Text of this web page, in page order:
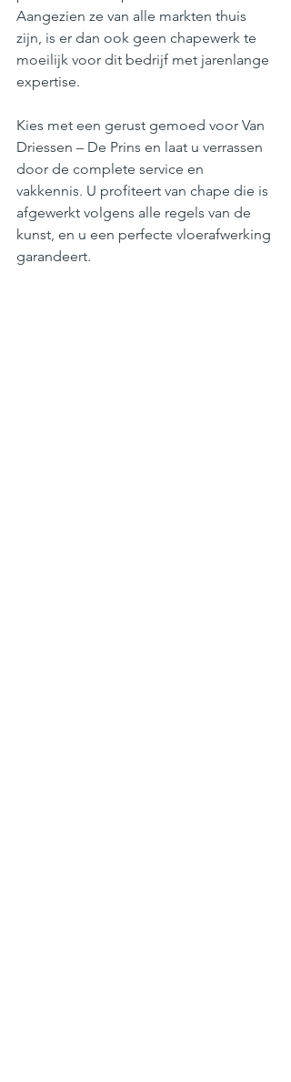
Aangezien ze van alle markten thuis
zijn, is er dan ook geen chapewerk te
moeilijk voor dit bedrijf met jarenlange
expertise.
Kies met een gerust gemoed voor Van
Driessen – De Prins en laat u verrassen
door de complete service en
vakkennis. U profiteert van chape die is
afgewerkt volgens alle regels van de
kunst, en u een perfecte vloerafwerking
garandeert.